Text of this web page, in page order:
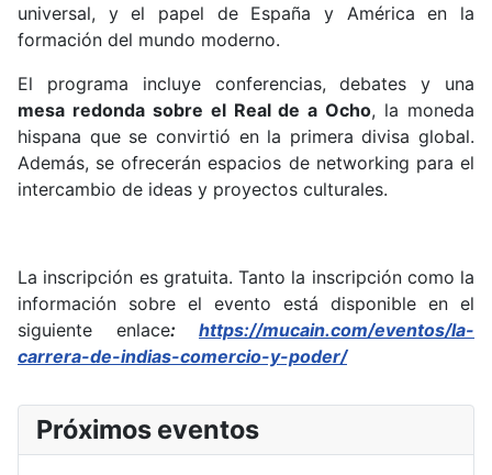
universal, y el papel de España y América en la
formación del mundo moderno.
El programa incluye conferencias, debates y una
mesa redonda sobre el Real de a Ocho, la moneda
hispana que se convirtió en la primera divisa global.
Además, se ofrecerán espacios de networking para el
intercambio de ideas y proyectos culturales.
La inscripción es gratuita. Tanto la inscripción como la
información sobre el evento está disponible en el
siguiente enlace: https://mucain.com/eventos/la-
carrera-de-indias-comercio-y-poder/
Próximos eventos